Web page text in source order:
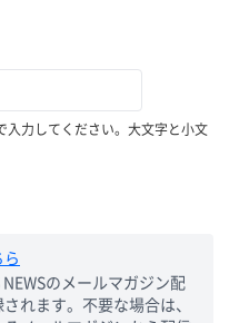
入力してください。大文字と小文
ら
のメールマガジン配
れます。不要な場合は、